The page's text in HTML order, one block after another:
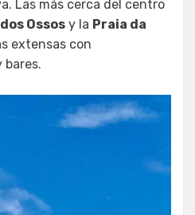
Las más cerca del centro
Ossos y la Praia da
extensas con
bares.